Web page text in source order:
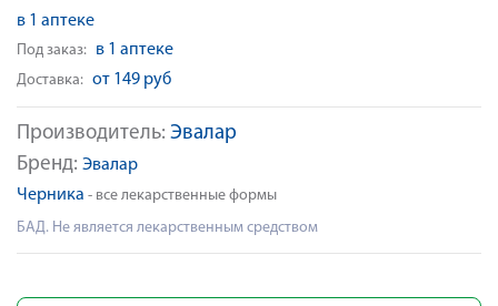
Производитель: Эвалар
Бренд: Эвалар
Черника - все лекарственные формы
БАД. Не является лекарственным средством
в 1 аптеке
Под заказ: в 1 аптеке
Доставка: от 149 руб